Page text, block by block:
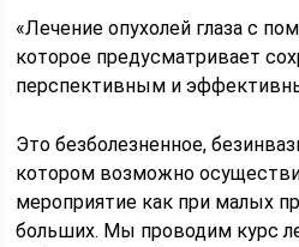
«Лечение опухолей глаза с
которое предусматривает
перспективным и
Это безболезненное,
котором возможно
мероприятие как при малых
больших. Мы проводим курс